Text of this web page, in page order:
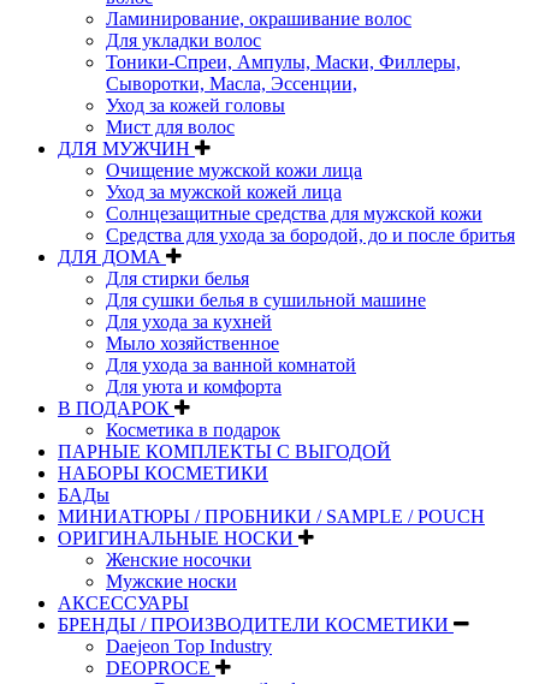
Ламинирование, окрашивание волос
Для укладки волос
Тоники-Спреи, Ампулы, Маски, Филлеры,
Сыворотки, Масла, Эссенции,
Уход за кожей головы
Мист для волос
ДЛЯ МУЖЧИН
Очищение мужской кожи лица
Уход за мужской кожей лица
Солнцезащитные средства для мужской кожи
Средства для ухода за бородой, до и после бритья
ДЛЯ ДОМА
Для стирки белья
Для сушки белья в сушильной машине
Для ухода за кухней
Мыло хозяйственное
Для ухода за ванной комнатой
Для уюта и комфорта
В ПОДАРОК
Косметика в подарок
ПАРНЫЕ КОМПЛЕКТЫ С ВЫГОДОЙ
НАБОРЫ КОСМЕТИКИ
БАДы
МИНИАТЮРЫ / ПРОБНИКИ / SAMPLE / POUCH
ОРИГИНАЛЬНЫЕ НОСКИ
Женские носочки
Мужские носки
АКСЕССУАРЫ
БРЕНДЫ / ПРОИЗВОДИТЕЛИ КОСМЕТИКИ
Daejeon Top Industry
DEOPROCE